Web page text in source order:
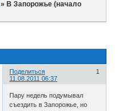
»В Запорожье (начало
Поделиться
1
11.08.2011 06:37
Пару недель подумывал
съездить в Запорожье, но